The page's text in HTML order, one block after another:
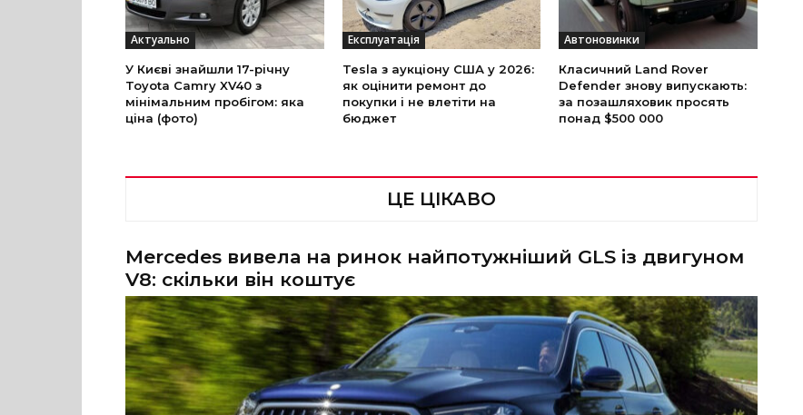
Актуально
У Києві знайшли 17-річну
Toyota Camry XV40 з
мінімальним пробігом: яка
ціна (фото)
Експлуатація
Tesla з аукціону США у 2026:
як оцінити ремонт до
покупки і не влетіти на
бюджет
Автоновинки
Класичний Land Rover
Defender знову випускають:
за позашляховик просять
понад $500 000
ЦЕ ЦІКАВО
Mercedes вивела на ринок найпотужніший GLS із двигуном
V8: скільки він коштує